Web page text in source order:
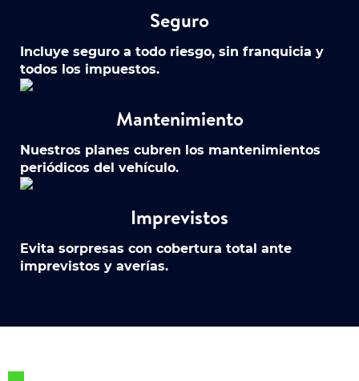
Seguro
Incluye seguro a todo riesgo, sin franquicia y
todos los impuestos.
Mantenimiento
Nuestros planes cubren los mantenimientos
periódicos del vehículo.
Imprevistos
Evita sorpresas con cobertura total ante
imprevistos y averías.